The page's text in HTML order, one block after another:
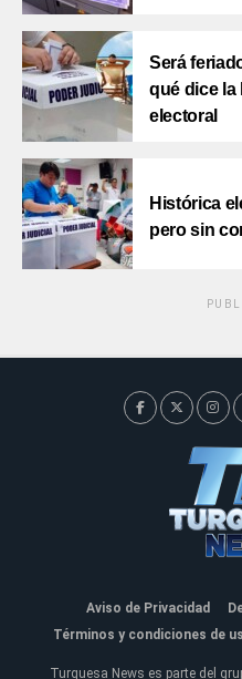
Será
qué dice la
electoral
Histórica
pero sin
Aviso de Privacidad
Términos y condiciones de
Turquesa News es parte del